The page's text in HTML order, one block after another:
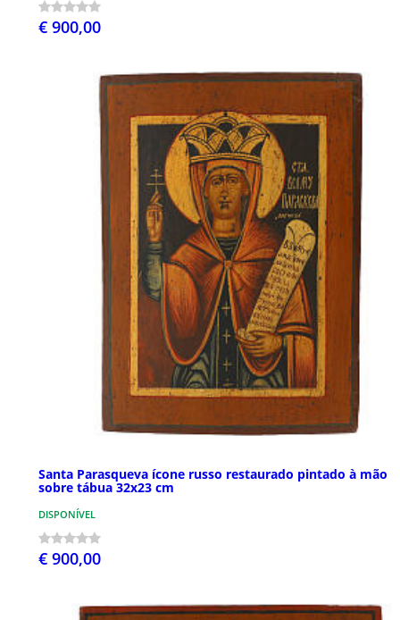
€ 900,00
Santa Parasqueva ícone russo restaurado pintado à mão
sobre tábua 32x23 cm
DISPONÍVEL
€ 900,00